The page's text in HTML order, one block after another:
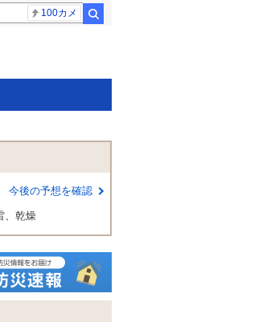
100カメ
今後の予想を確認
、乾燥